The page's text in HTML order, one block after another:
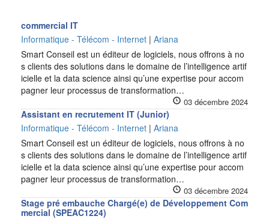
commercial IT
Informatique - Télécom - Internet | Ariana
Smart Conseil est un éditeur de logiciels, nous offrons à no
s clients des solutions dans le domaine de l’intelligence artif
icielle et la data science ainsi qu’une expertise pour accom
pagner leur processus de transformation…
03 décembre 2024
Assistant en recrutement IT (Junior)
Informatique - Télécom - Internet | Ariana
Smart Conseil est un éditeur de logiciels, nous offrons à no
s clients des solutions dans le domaine de l’intelligence artif
icielle et la data science ainsi qu’une expertise pour accom
pagner leur processus de transformation…
03 décembre 2024
Stage pré embauche Chargé(e) de Développement Com
mercial (SPEAC1224)